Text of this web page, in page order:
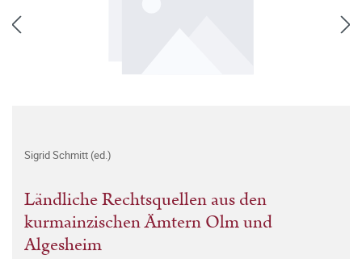
Sigrid Schmitt (ed.)
Ländliche Rechtsquellen aus den
kurmainzischen Ämtern Olm und
Algesheim